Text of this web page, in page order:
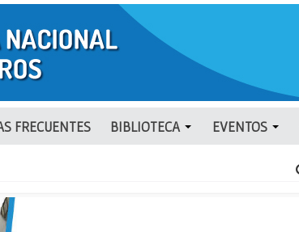
FRECUENTES BIBLIOTECA EVENTOS